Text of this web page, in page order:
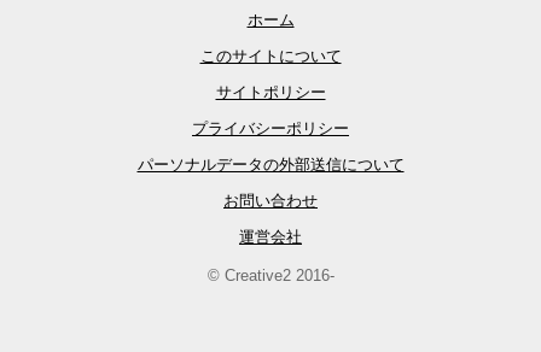
ホーム
このサイトについて
サイトポリシー
プライバシーポリシー
パーソナルデータの外部送信について
お問い合わせ
運営会社
© Creative2 2016-